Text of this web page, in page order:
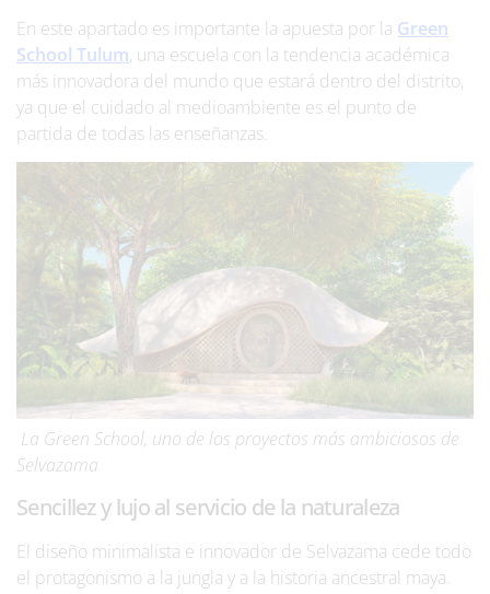
En este apartado es importante la apuesta por la Green
School Tulum, una escuela con la tendencia académica
más innovadora del mundo que estará dentro del distrito,
ya que el cuidado al medioambiente es el punto de
partida de todas las enseñanzas.
La Green School, uno de los proyectos más ambiciosos de
Selvazama
Sencillez y lujo al servicio de la naturaleza
El diseño minimalista e innovador de Selvazama cede todo
el protagonismo a la jungla y a la historia ancestral maya.